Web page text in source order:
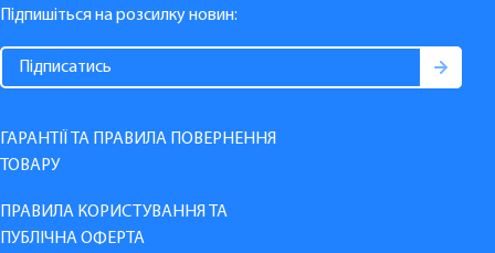
Підпишіться на розсилку новин:
ГАРАНТІЇ ТА ПРАВИЛА ПОВЕРНЕННЯ
ТОВАРУ
ПРАВИЛА КОРИСТУВАННЯ ТА
ПУБЛІЧНА ОФЕРТА